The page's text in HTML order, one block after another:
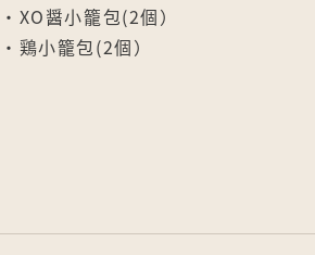
・XO醤小籠包(2個）
・鶏小籠包(2個）